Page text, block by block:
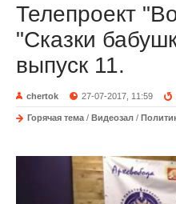
Телепроект
"Сказки
выпуск 11.
chertok 27-07-2017, 11:59
Горячая тема / Видеозал /